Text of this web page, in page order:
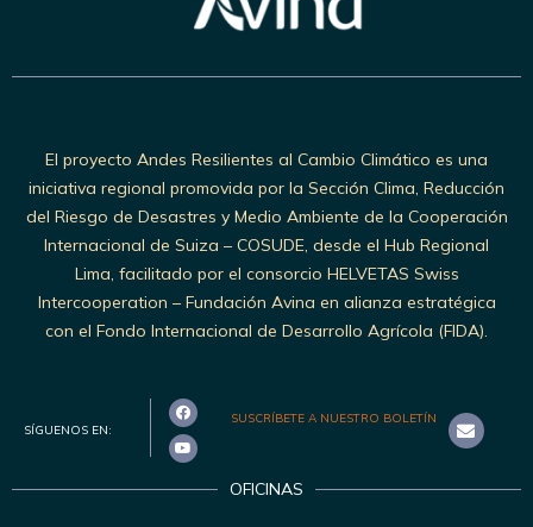
El proyecto Andes Resilientes al Cambio Climático es una
iniciativa regional promovida por la Sección Clima, Reducción
del Riesgo de Desastres y Medio Ambiente de la Cooperación
Internacional de Suiza – COSUDE, desde el Hub Regional
Lima, facilitado por el consorcio HELVETAS Swiss
Intercooperation – Fundación Avina en alianza estratégica
con el Fondo Internacional de Desarrollo Agrícola (FIDA).
SÍGUENOS EN:
SUSCRÍBETE A NUESTRO BOLETÍN
OFICINAS